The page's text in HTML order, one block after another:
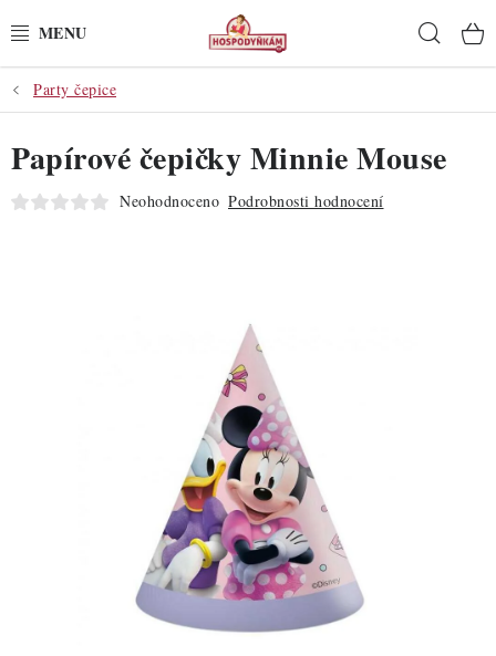
na
POTŘEBY
POMŮCKY
SUROVINY
DÁRKOVÉ POUKAZY
TÉMATICKÉ PRODUKTY
Party čepice
Papírové čepičky Minnie Mouse
Neohodnoceno Podrobnosti hodnocení